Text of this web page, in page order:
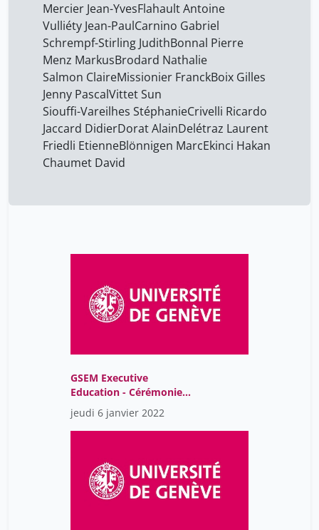
Mercier Jean-YvesFlahault Antoine
Vulliéty Jean-PaulCarnino Gabriel
Schrempf-Stirling JudithBonnal Pierre
Menz MarkusBrodard Nathalie
Salmon ClaireMissionier FranckBoix Gilles
Jenny PascalVittet Sun
Siouffi-Vareilhes StéphanieCrivelli Ricardo
Jaccard DidierDorat AlainDelétraz Laurent
Friedli EtienneBlönnigen MarcEkinci Hakan
Chaumet David
GSEM Executive
Education - Cérémonie
de remise de diplômes
Santé 9 Décembre 2021
U600 18h30
jeudi 6 janvier 2022